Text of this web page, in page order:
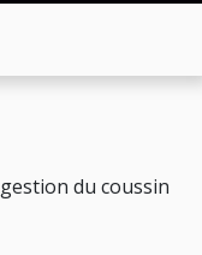
du coussin